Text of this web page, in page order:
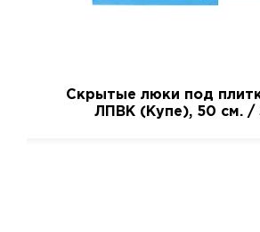
Скрытые люки под
ЛПВК (Купе), 50 см. /